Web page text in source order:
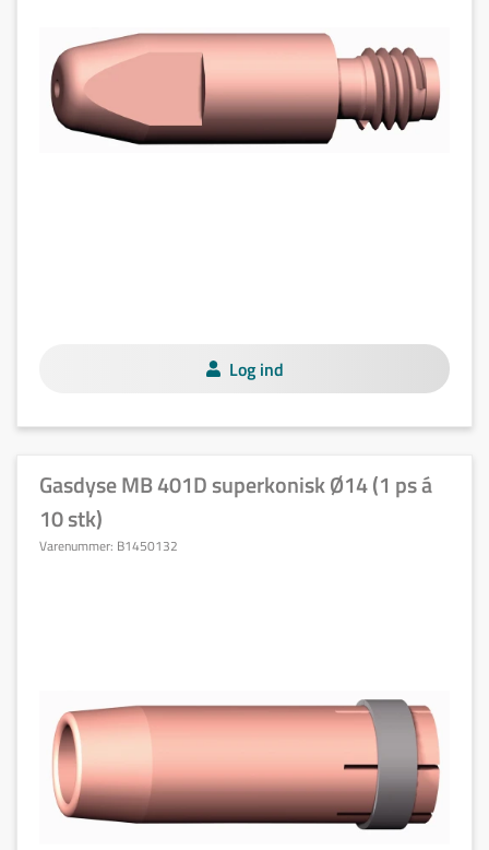
Log ind
Gasdyse MB 401D superkonisk Ø14 (1 ps á
10 stk)
Varenummer: B1450132